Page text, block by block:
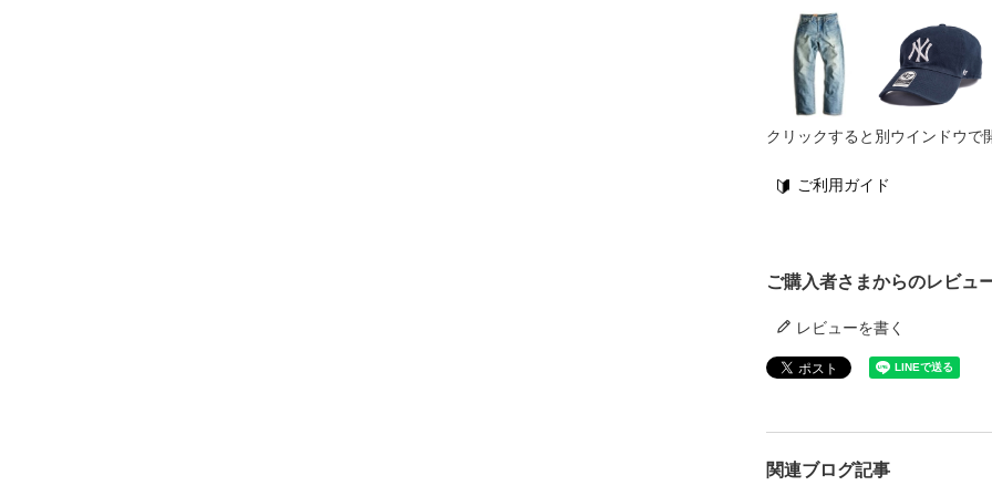
クリックすると別ウインドウで
ご利用ガイド
ご購入者さまからのレビュ
レビューを書く
関連ブログ記事